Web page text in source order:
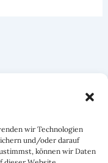
wir Technologien
und/oder darauf
können wir Daten